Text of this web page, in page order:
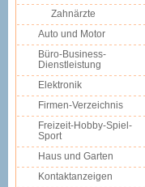
Zahnärzte
Auto und Motor
Büro-Business-
Dienstleistung
Elektronik
Firmen-Verzeichnis
Freizeit-Hobby-Spiel-
Sport
Haus und Garten
Kontaktanzeigen